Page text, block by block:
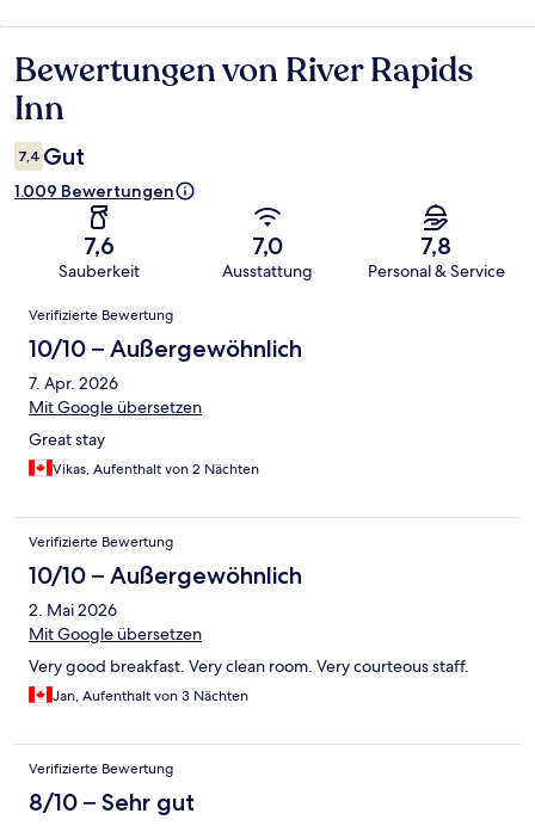
Bewertungen
Bewertungen von River Rapids
Inn
7,4 Gut
1.009 Bewertungen
7,6
Sauberkeit
7,0
Ausstattung
7,8
Personal & Service
Bewertungen
Verifizierte Bewertung
10/10 – Außergewöhnlich
7. Apr. 2026
Mit Google übersetzen
Great stay
Vikas, Aufenthalt von 2 Nächten
Verifizierte Bewertung
10/10 – Außergewöhnlich
2. Mai 2026
Mit Google übersetzen
Very good breakfast. Very clean room. Very courteous staff.
Jan, Aufenthalt von 3 Nächten
Verifizierte Bewertung
8/10 – Sehr gut